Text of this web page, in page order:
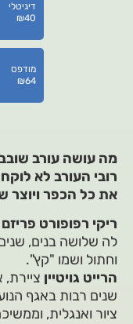
דיגיטלי
₪40
מודפס
₪64
מה עושה עורב
רובי העורב לא
את כל הכפר ויוצר
ריקי רפופורט פריזם
לה שלושה בנים,
וחתול ושמו "קץ".
הרייט גויטיין
שנים רבות באגף
ציור ואנגלית,